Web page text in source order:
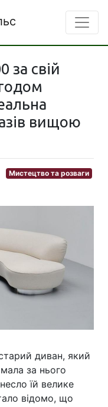
за свій
вищою
Мистецтво та розваги
диван, який
за нього
їй велике
відомо, що